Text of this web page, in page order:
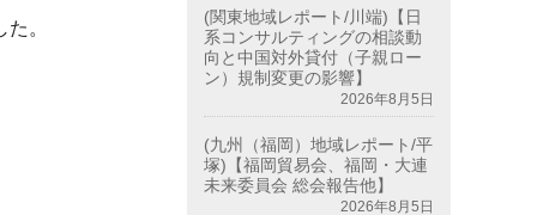
。
(関東地域レポート/川端)【日
系コンサルティングの相談動
向と中国対外貸付（子親ロー
ン）規制変更の影響】
2026年8月5日
(九州（福岡）地域レポート/平
塚)【福岡貿易会、福岡・大連
未来委員会 総会報告他】
2026年8月5日